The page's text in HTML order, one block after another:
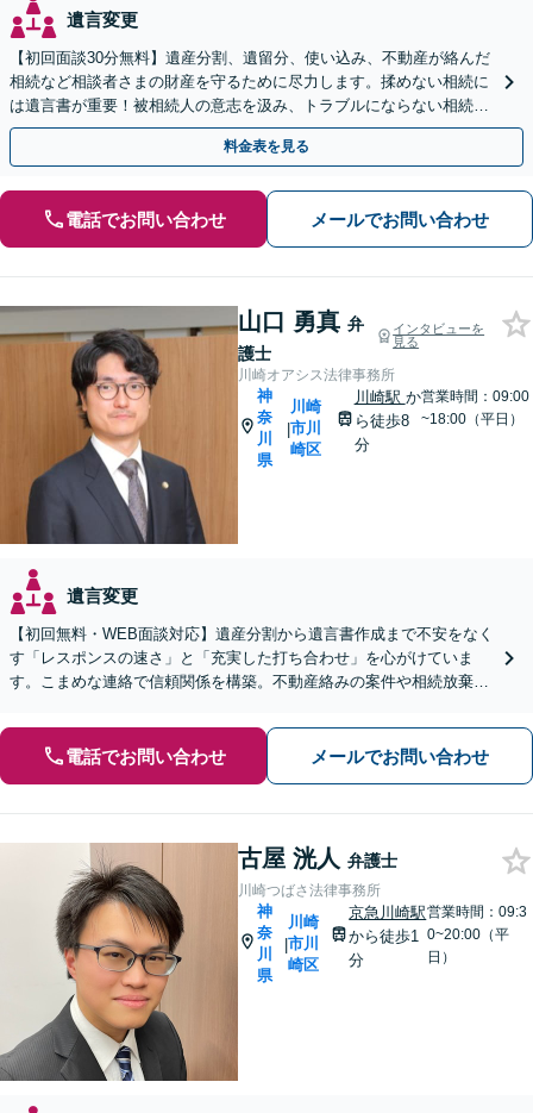
遺言変更
【初回面談30分無料】遺産分割、遺留分、使い込み、不動産が絡んだ
相続など相談者さまの財産を守るために尽力します。揉めない相続に
は遺言書が重要！被相続人の意志を汲み、トラブルにならない相続の
実現をサポート【休日・夜間面談OK】【電話相談可】
料金表を見る
電話でお問い合わせ メールでお問い合わせ
山口 勇真 弁
護士
インタビューを
見る
川崎オアシス法律事務所
神
奈
川
県
|
川崎
市川
崎区
川崎駅 か
ら徒歩8
分
営業時間：09:00
~18:00（平日）
遺言変更
【初回無料・WEB面談対応】遺産分割から遺言書作成まで不安をなく
す「レスポンスの速さ」と「充実した打ち合わせ」を心がけていま
す。こまめな連絡で信頼関係を構築。不動産絡みの案件や相続放棄
電話でお問い合わせ メールでお問い合わせ
古屋 洸人 弁護士
川崎つばさ法律事務所
神
奈
川
県
|
川崎
市川
崎区
京急川崎駅
から徒歩1
分
営業時間：09:3
0~20:00（平
日）